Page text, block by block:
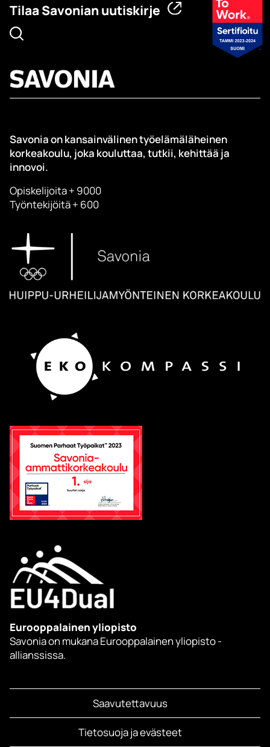
Tilaa Savonian uutiskirje
Savonia on kansainvälinen työelämäläheinen
korkeakoulu, joka kouluttaa, tutkii, kehittää ja
innovoi.
Opiskelijoita + 9000
Työntekijöitä + 600
Eurooppalainen yliopisto
Savonia on mukana Eurooppalainen yliopisto -
allianssissa.
Saavutettavuus
Tietosuoja ja evästeet